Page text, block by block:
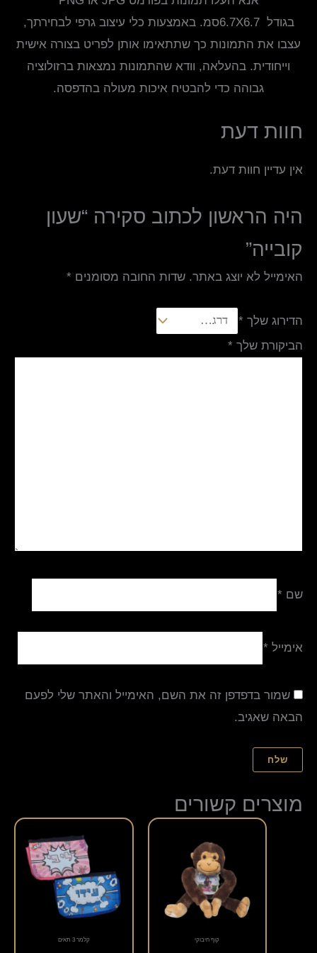
בגודל
6.7X6.7סמ. באמצעות כלי עיצוב גרפי לבחירתך,
עצבו את התמונות כך שתתאימו אותן לפריט בצורה אישית
וייחודית. בהעלאה, וודא שהתמונות נמצאות ברזולוציה
גבוהה כדי להבטיח איכות מעולה בהדפסה.
חוות דעת
אין עדיין חוות דעת.
היה הראשון לכתוב סקירה “שעון
קובייה”
האימייל לא יוצג באתר. שדות החובה מסומנים *
הדירוג שלך *
הביקורת שלך *
שם *
אימייל *
שמור בדפדפן זה את השם, האימייל והאתר שלי לפעם
הבאה שאגיב.
מוצרים קשורים
קוף חיבוקי קלמר 3 תאים
זה
יש